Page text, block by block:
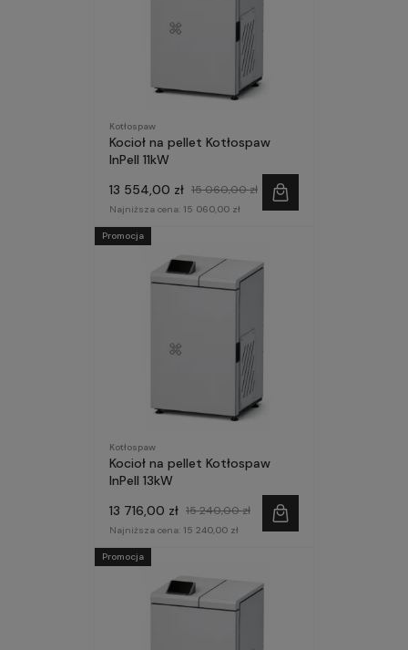
Kotłospaw
Kocioł na pellet Kotłospaw
InPell 11kW
13 554,00 zł 15 060,00 zł
Najniższa cena: 15 060,00 zł
Kotłospaw
Kocioł na pellet Kotłospaw
InPell 13kW
13 716,00 zł 15 240,00 zł
Najniższa cena: 15 240,00 zł
Promocja
Promocja